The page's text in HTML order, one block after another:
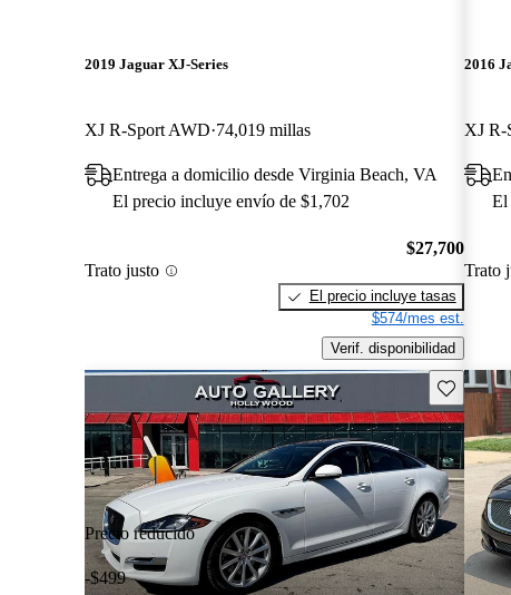
2019 Jaguar XJ-Series
XJ R-Sport AWD 74,019 millas
Entrega a domicilio desde Virginia Beach, VA
El precio incluye envío de $1,702
Trato justo
$27,700
El precio incluye tasas
$574/mes est.
Verif. disponibilidad
2016
XJ R-
El
Trato
Precio reducido
-$499
Guarda